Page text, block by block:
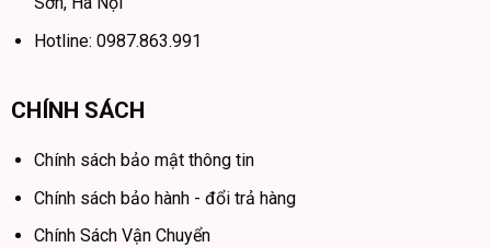
Hotline: 0987.863.991
CHÍNH SÁCH
Chính sách bảo mật thông tin
Chính sách bảo hành - đổi trả hàng
Chính Sách Vận Chuyển